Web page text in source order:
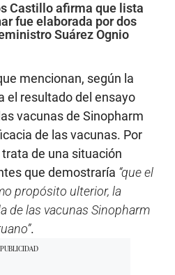
Castillo afirma que lista
fue elaborada por dos
Suárez Ognio
mencionan, según la
el resultado del ensayo
vacunas de Sinopharm
de las vacunas. Por
de una situación
que demostraría “que el
propósito ulterior, la
de las vacunas Sinopharm
.